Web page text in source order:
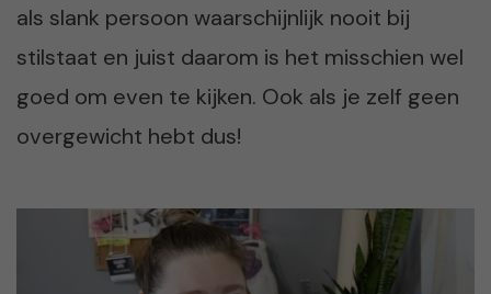
als slank persoon waarschijnlijk nooit bij
stilstaat en juist daarom is het misschien wel
goed om even te kijken. Ook als je zelf geen
overgewicht hebt dus!